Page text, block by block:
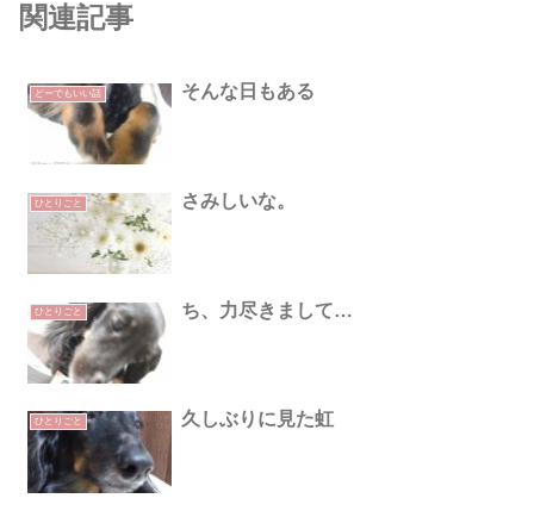
関連記事
どーでもいい話 そんな日もある
ひとりごと さみしいな。
ひとりごと ち、力尽きまして…
ひとりごと 久しぶりに見た虹